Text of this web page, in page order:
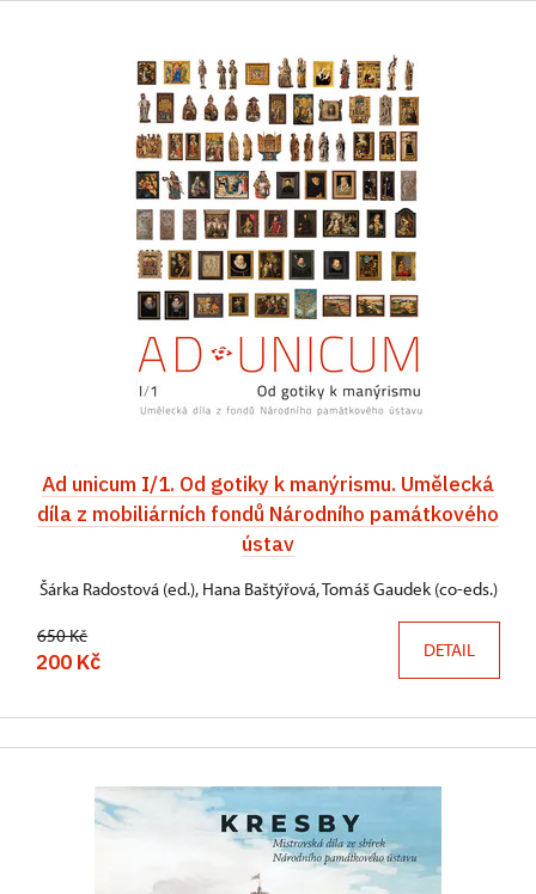
Ad unicum I/1. Od gotiky k manýrismu. Umělecká
díla z mobiliárních fondů Národního památkového
ústav
Šárka Radostová (ed.), Hana Baštýřová, Tomáš Gaudek (co-eds.)
650 Kč
200 Kč DETAIL